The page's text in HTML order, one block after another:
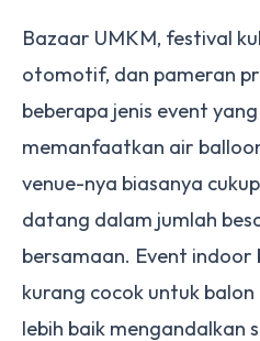
Bazaar UMKM, festival
otomotif, dan pameran
beberapa jenis event
memanfaatkan air
venue-nya biasanya
datang dalam jumlah
bersamaan. Event indoor
kurang cocok untuk
lebih baik mengandalkan